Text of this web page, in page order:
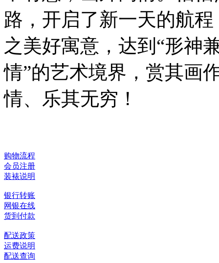
路，开启了新一天的航
之美好寓意，达到“形神
情”的艺术境界，赏其画
情、乐其无穷！
购物流程
会员注册
装裱说明
银行转账
网银在线
货到付款
配送政策
运费说明
配送查询